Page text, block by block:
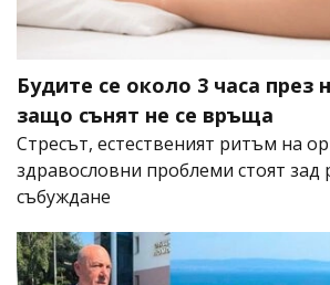
Будите се около 3 часа през
защо сънят не се връща
Стресът, естественият ритъм на
здравословни проблеми стоят зад
събуждане